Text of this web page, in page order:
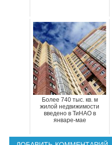
Более 740 тыс. кв. м
жилой недвижимости
введено в ТиНАО в
январе-мае